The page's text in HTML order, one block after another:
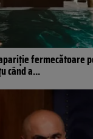
apariție fermecătoare
când a...